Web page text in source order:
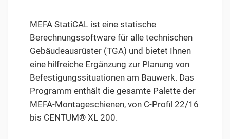
MEFA StatiCAL ist eine statische
Berechnungssoftware für alle technischen
Gebäudeausrüster (TGA) und bietet Ihnen
eine hilfreiche Ergänzung zur Planung von
Befestigungssituationen am Bauwerk. Das
Programm enthält die gesamte Palette der
MEFA-Montageschienen, von C-Profil 22/16
bis CENTUM® XL 200.